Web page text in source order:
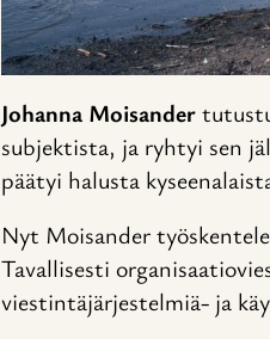
Johanna Moisander
subjektista, ja ryhtyi sen
päätyi halusta
Nyt Moisander
Tavallisesti
viestintäjärjestelmiä- ja